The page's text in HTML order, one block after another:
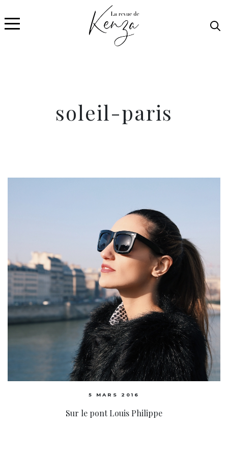
soleil-paris
5 MARS 2016
Sur le pont Louis Philippe